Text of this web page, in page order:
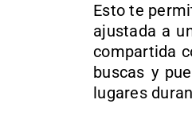
Esto te
ajustada a
compartida
buscas y
lugares